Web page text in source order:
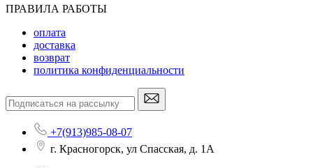
ПРАВИЛА РАБОТЫ
оплата
доставка
возврат
политика конфиденциальности
+7(913)985-08-07
г. Красногорск, ул Спасская, д. 1А